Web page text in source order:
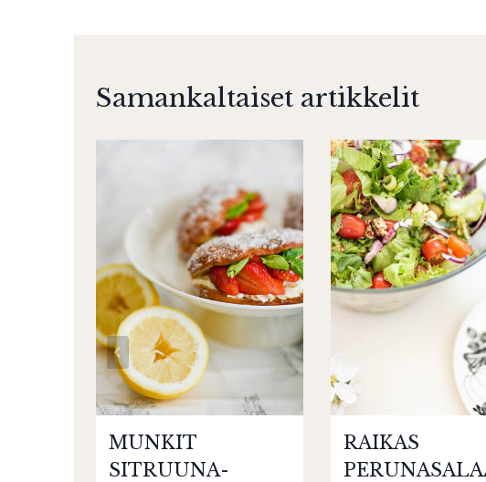
Samankaltaiset artikkelit
MUNKIT
SITRUUNA-
RAIKAS